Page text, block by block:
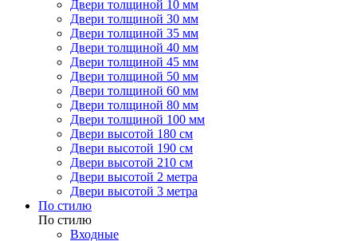
Двери толщиной 10 мм
Двери толщиной 30 мм
Двери толщиной 35 мм
Двери толщиной 40 мм
Двери толщиной 45 мм
Двери толщиной 50 мм
Двери толщиной 60 мм
Двери толщиной 80 мм
Двери толщиной 100 мм
Двери высотой 180 см
Двери высотой 190 см
Двери высотой 210 см
Двери высотой 2 метра
Двери высотой 3 метра
По стилю
По стилю
Входные